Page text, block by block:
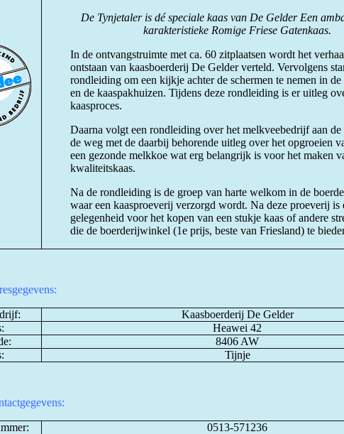
De Tynjetaler is dé speciale kaas van De Gelder Een
karakteristieke Romige Friese Gatenkaas.
In de ontvangstruimte met ca. 60 zitplaatsen wordt het
ontstaan van kaasboerderij De Gelder verteld. Vervolgens
rondleiding om een kijkje achter de schermen te nemen in
en de kaaspakhuizen. Tijdens deze rondleiding is er uitleg
kaasproces.
Daarna volgt een rondleiding over het melkveebedrijf aan
de weg met de daarbij behorende uitleg over het opgroeien
een gezonde melkkoe wat erg belangrijk is voor het maken
kwaliteitskaas.
Na de rondleiding is de groep van harte welkom in de
waar een kaasproeverij verzorgd wordt. Na deze proeverij is
gelegenheid voor het kopen van een stukje kaas of andere
die de boerderijwinkel (1e prijs, beste van Friesland) te
Kaasboerderij De Gelder
Heawei 42
8406 AW
Tijnje
0513-571236